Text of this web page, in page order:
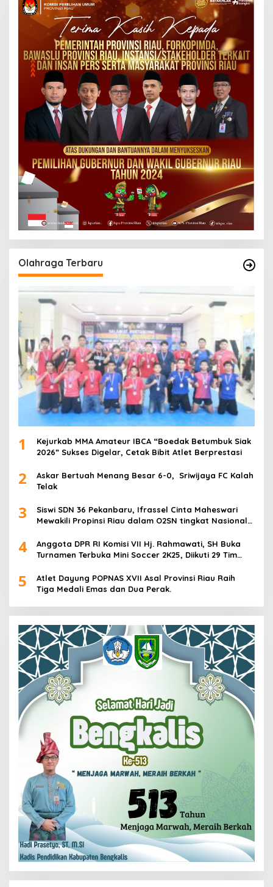
Olahraga Terbaru
1
Kejurkab MMA Amateur IBCA “Boedak Betumbuk Siak
2026” Sukses Digelar, Cetak Bibit Atlet Berprestasi
2
Askar Bertuah Menang Besar 6-0, Sriwijaya FC Kalah
Telak
3
Siswi SDN 36 Pekanbaru, Ifrassel Cinta Maheswari
Mewakili Propinsi Riau dalam O2SN tingkat Nasional
4
Anggota DPR RI Komisi VII Hj. Rahmawati, SH Buka
Turnamen Terbuka Mini Soccer 2K25, Diikuti 29 Tim
5
Atlet Dayung POPNAS XVII Asal Provinsi Riau Raih
Tiga Medali Emas dan Dua Perak.